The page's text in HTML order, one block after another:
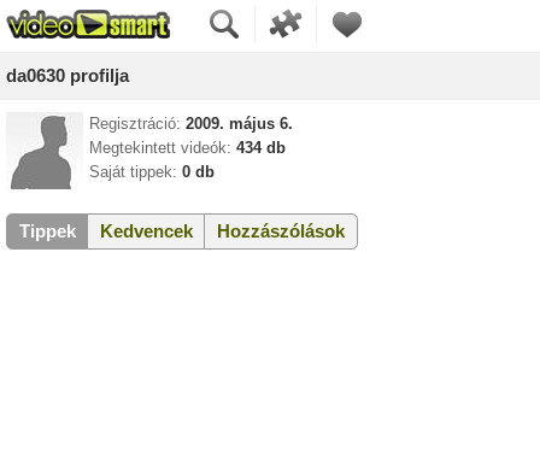
da0630 profilja
Regisztráció: 2009. május 6.
Megtekintett videók: 434 db
Saját tippek: 0 db
Tippek Kedvencek Hozzászólások